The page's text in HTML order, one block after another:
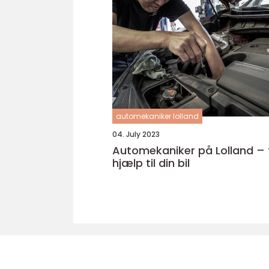
automekaniker lolland
04. July 2023
Automekaniker på Lolland –
hjælp til din bil